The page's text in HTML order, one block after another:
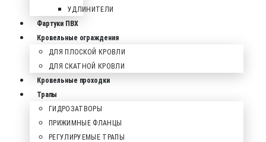
УДЛИНИТЕЛИ
Фартуки ПВХ
Кровельные ограждения
ДЛЯ ПЛОСКОЙ КРОВЛИ
ДЛЯ СКАТНОЙ КРОВЛИ
Кровельные проходки
Трапы
ГИДРОЗАТВОРЫ
ПРИЖИМНЫЕ ФЛАНЦЫ
РЕГУЛИРУЕМЫЕ ТРАПЫ